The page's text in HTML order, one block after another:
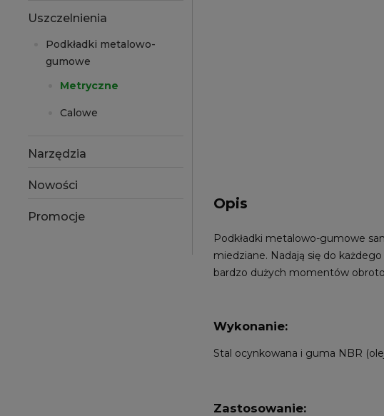
Uszczelnienia
Podkładki metalowo-
gumowe
Metryczne
Calowe
Narzędzia
Nowości
Promocje
Opis
Podkładki metalowo-gumowe
miedziane. Nadają się do
bardzo dużych momentów
Wykonanie:
Stal ocynkowana i guma NBR
Zastosowanie: